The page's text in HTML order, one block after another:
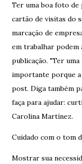
Ter uma boa foto
cartão de visitas do
marcação de
em trabalhar podem
publicação. "Ter
importante porque
post. Diga também
faça para ajudar:
Carolina Martínez.
Cuidado com o tom
Mostrar sua